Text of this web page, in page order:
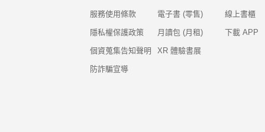
服務使用條款
隱私權保護政策
個資蒐集告知聲明
防詐騙宣導
電子書 (零售)
月讀包 (月租)
XR 體驗書展
線上書櫃
下載 APP